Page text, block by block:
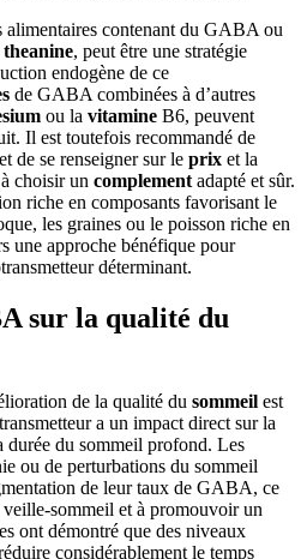
alimentaires contenant du GABA ou
theanine, peut être une stratégie
endogène de ce
de GABA combinées à d’autres
ou la vitamine B6, peuvent
Il est toutefois recommandé de
de se renseigner sur le prix et la
choisir un complement adapté et sûr.
riche en composants favorisant le
les graines ou le poisson riche en
une approche bénéfique pour
déterminant.
sur la qualité du
de la qualité du sommeil est
a un impact direct sur la
durée du sommeil profond. Les
ou de perturbations du sommeil
de leur taux de GABA, ce
sommeil et à promouvoir un
ont démontré que des niveaux
considérablement le temps